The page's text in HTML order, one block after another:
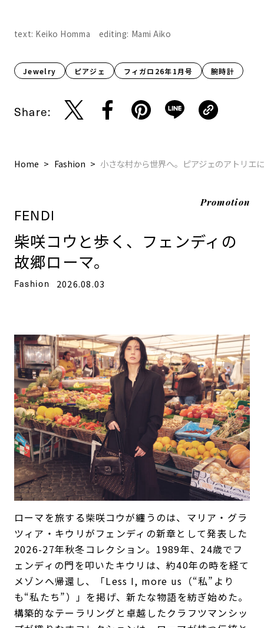
text: Keiko Homma editing: Mami Aiko
Jewelry ピアジェ フィガロ26年1月号 腕時計
Share:
Home Fashion 小さな村から世界へ。ピアジェのアトリエ
Promotion
FENDI
柴咲コウと歩く、フェンディの
故郷ローマ。
Fashion 2026.08.03
ローマを旅する柴咲コウが纏うのは、マリア・グラ
ツィア・キウリがフェンディの新章として発表した
2026-27年秋冬コレクション。1989年、24歳でフ
ェンディの門を叩いたキウリは、約40年の時を経て
メゾンへ帰還し、「Less I, more us（“私”より
も“私たち”）」を掲げ、新たな物語を紡ぎ始めた。
構築的なテーラリングと卓越したクラフツマンシッ